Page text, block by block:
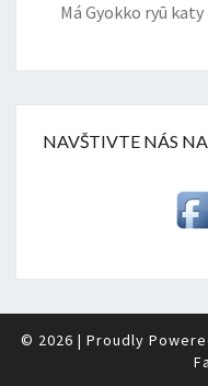
Má Gyokko ryū
NAVŠTIVTE NÁS
© 2026 | Proudly